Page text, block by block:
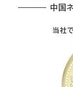
中国
当社